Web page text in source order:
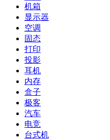
机箱
显示器
空调
固态
打印
投影
耳机
内存
盒子
极客
汽车
电竞
台式机